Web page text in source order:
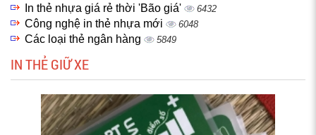
In thẻ nhựa giá rẻ thời 'Bão giá' 6432
Công nghệ in thẻ nhựa mới 6048
Các loại thẻ ngân hàng 5849
IN THẺ GIỮ XE